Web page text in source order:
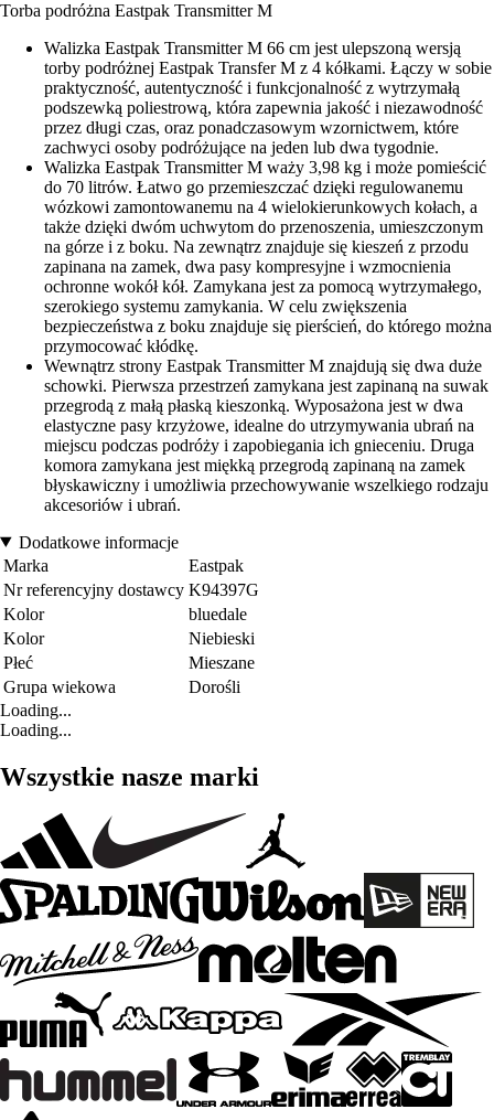
Torba podróżna Eastpak Transmitter M
Walizka Eastpak Transmitter M 66 cm jest ulepszoną wersją
torby podróżnej Eastpak Transfer M z 4 kółkami. Łączy w sobie
praktyczność, autentyczność i funkcjonalność z wytrzymałą
podszewką poliestrową, która zapewnia jakość i niezawodność
przez długi czas, oraz ponadczasowym wzornictwem, które
zachwyci osoby podróżujące na jeden lub dwa tygodnie.
Walizka Eastpak Transmitter M waży 3,98 kg i może pomieścić
do 70 litrów. Łatwo go przemieszczać dzięki regulowanemu
wózkowi zamontowanemu na 4 wielokierunkowych kołach, a
także dzięki dwóm uchwytom do przenoszenia, umieszczonym
na górze i z boku. Na zewnątrz znajduje się kieszeń z przodu
zapinana na zamek, dwa pasy kompresyjne i wzmocnienia
ochronne wokół kół. Zamykana jest za pomocą wytrzymałego,
szerokiego systemu zamykania. W celu zwiększenia
bezpieczeństwa z boku znajduje się pierścień, do którego można
przymocować kłódkę.
Wewnątrz strony Eastpak Transmitter M znajdują się dwa duże
schowki. Pierwsza przestrzeń zamykana jest zapinaną na suwak
przegrodą z małą płaską kieszonką. Wyposażona jest w dwa
elastyczne pasy krzyżowe, idealne do utrzymywania ubrań na
miejscu podczas podróży i zapobiegania ich gnieceniu. Druga
komora zamykana jest miękką przegrodą zapinaną na zamek
błyskawiczny i umożliwia przechowywanie wszelkiego rodzaju
akcesoriów i ubrań.
Dodatkowe informacje
Marka
Eastpak
Nr referencyjny dostawcy K94397G
Kolor
bluedale
Kolor
Niebieski
Płeć
Mieszane
Grupa wiekowa
Dorośli
Loading...
Loading...
Wszystkie nasze marki